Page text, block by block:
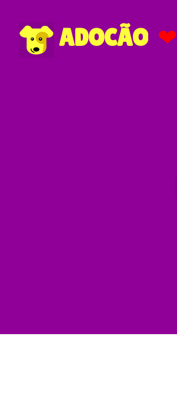
ADOCÃO ❤